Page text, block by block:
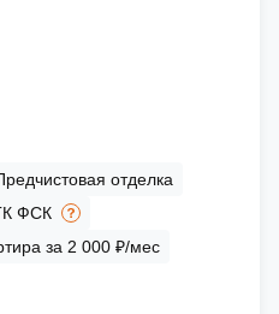
отделка
ФСК
за 2 000 ₽/мес